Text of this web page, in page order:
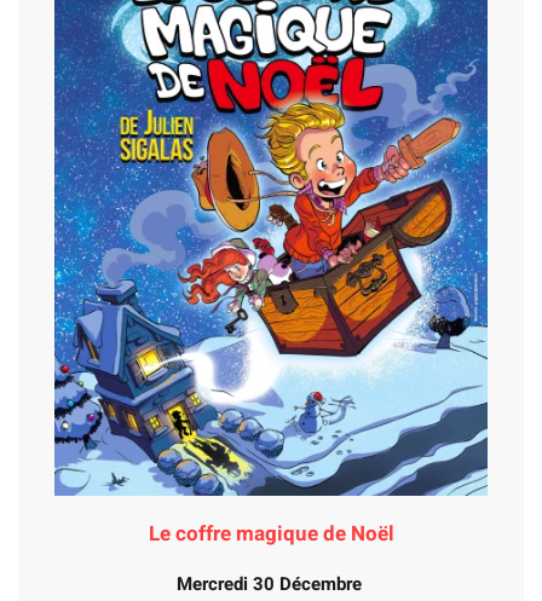
Le coffre magique de Noël
Mercredi 30 Décembre